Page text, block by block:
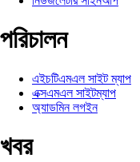
পরিচালন
এইচটিএমএল সাইট ম্যাপ
এক্সএমএল সাইটম্যাপ
অ্যাডমিন লগইন
খবর